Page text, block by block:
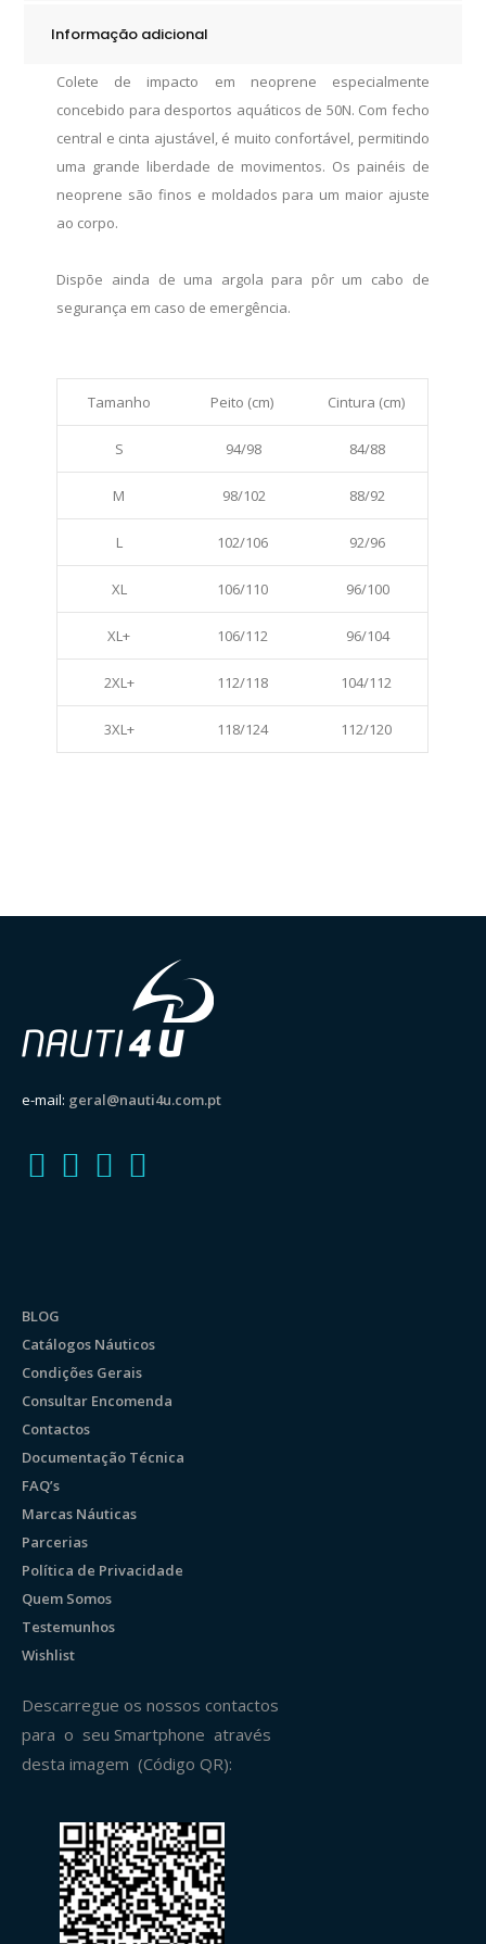
Informação adicional
Colete de impacto em neoprene especialmente
concebido para desportos aquáticos de 50N. Com fecho
central e cinta ajustável, é muito confortável, permitindo
uma grande liberdade de movimentos. Os painéis de
neoprene são finos e moldados para um maior ajuste
ao corpo.
Dispõe ainda de uma argola para pôr um cabo de
segurança em caso de emergência.
Tamanho Peito (cm) Cintura (cm)
S 94/98 84/88
M 98/102 88/92
L 102/106 92/96
XL 106/110 96/100
XL+ 106/112 96/104
2XL+ 112/118 104/112
3XL+ 118/124 112/120
e-mail: geral@nauti4u.com.pt
BLOG
Catálogos Náuticos
Condições Gerais
Consultar Encomenda
Contactos
Documentação Técnica
FAQ’s
Marcas Náuticas
Parcerias
Política de Privacidade
Quem Somos
Testemunhos
Wishlist
Descarregue os nossos contactos
para o seu Smartphone através
desta imagem (Código QR):